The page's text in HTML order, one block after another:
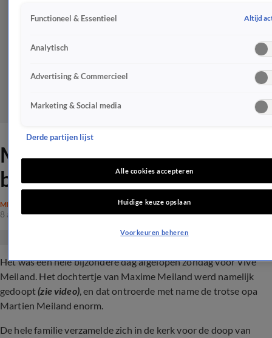
Martien in tranen op
bijzondere dag kleine Vivé
MEILAND
8 apr 2024, 08:46
Het was een hele bijzondere dag afgelopen zondag voor Vivé
Meiland. Het dochtertje van Maxime Meiland werd namelijk
gedoopt(zie video), en dat ontroerde met name de trotse opa
Martien Meiland enorm.
De hele familie verzamelde zich in de kerk voor de doop van
Functioneel & Essentieel Altijd
Analytisch
Advertising & Commercieel
Marketing & Social media
Derde partijen lijst
Alle cookies accepteren
Huidige keuze opslaan
Voorkeuren beheren